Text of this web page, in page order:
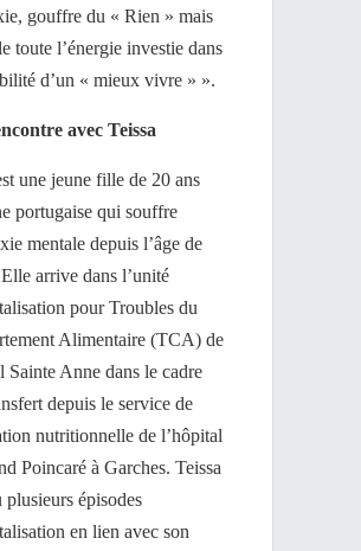
gouffre du « Rien » mais
toute l’énergie investie dans
d’un « mieux vivre » ».
avec Teissa
une jeune fille de 20 ans
portugaise qui souffre
mentale depuis l’âge de
arrive dans l’unité
pour Troubles du
Alimentaire (TCA) de
Sainte Anne dans le cadre
depuis le service de
nutritionnelle de l’hôpital
Poincaré à Garches. Teissa
plusieurs épisodes
en lien avec son